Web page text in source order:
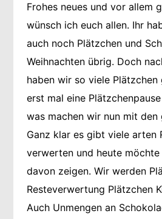
Frohes neues und vor allem
wünsch ich euch allen. Ihr
auch noch Plätzchen und
Weihnachten übrig. Doch
haben wir so viele Plätzchen
erst mal eine
was machen wir nun mit den
Ganz klar es gibt viele arten
verwerten und heute möchte
davon zeigen. Wir werden
Resteverwertung Plätzchen
Auch Unmengen an